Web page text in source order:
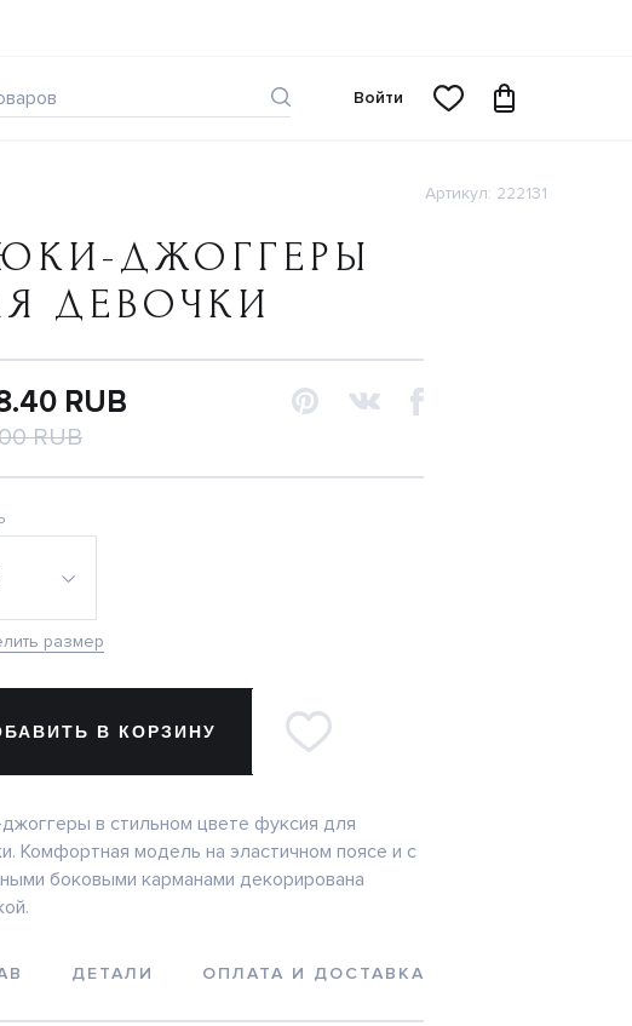
Войти
Артикул: 222131
ДЖОГГЕРЫ
ДЕВОЧКИ
RUB
RUB
размер
В КОРЗИНУ
в стильном цвете фуксия для
Комфортная модель на эластичном поясе и с
боковыми карманами декорирована
ДЕТАЛИ ОПЛАТА И ДОСТАВКА